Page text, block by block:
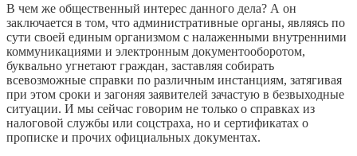
В чем же общественный интерес данного дела? А он
заключается в том, что административные органы, являясь по
сути своей единым организмом с налаженными внутренними
коммуникациями и электронным документооборотом,
буквально угнетают граждан, заставляя собирать
всевозможные справки по различным инстанциям, затягивая
при этом сроки и загоняя заявителей зачастую в безвыходные
ситуации. И мы сейчас говорим не только о справках из
налоговой службы или соцстраха, но и сертификатах о
прописке и прочих официальных документах.